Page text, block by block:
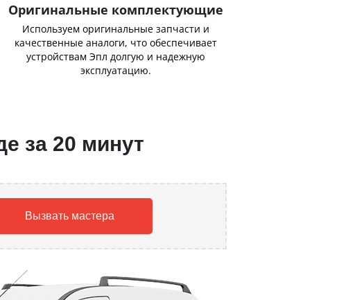
Оригинальные комплектующие
Используем оригинальные запчасти и
качественные аналоги, что обеспечивает
устройствам Эпл долгую и надежную
эксплуатацию.
за 20 минут
Вызвать мастера